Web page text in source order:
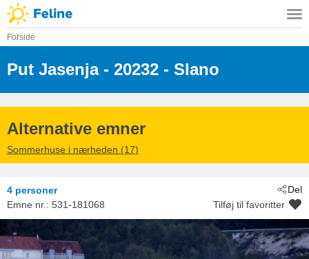
Forside
Put Jasenja - 20232 - Slano
Alternative emner
Sommerhuse i nærheden (17)
Del
4 personer
Emne nr.: 531-181068 Tilføj til favoritter